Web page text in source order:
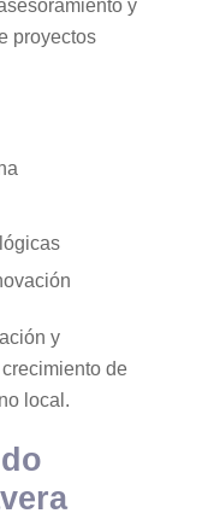
y
proyectos
y
de
local.